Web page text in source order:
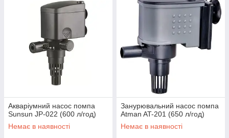
Акваріумний насос помпа
Sunsun JP-022 (600 л/год)
Немає в наявності
Занурювальний насос помпа
Atman AT-201 (650 л/год)
Немає в наявності